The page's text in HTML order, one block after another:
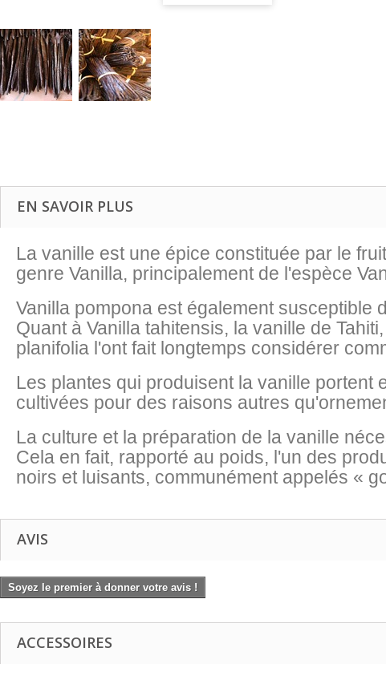
EN SAVOIR PLUS
La vanille est une épice constituée par le
genre Vanilla, principalement de l'espèce
Vanilla pompona est également susceptible
Quant à Vanilla tahitensis, la vanille de
planifolia l'ont fait longtemps considérer
Les plantes qui produisent la vanille
cultivées pour des raisons autres
La culture et la préparation de la vanille
Cela en fait, rapporté au poids, l'un des
noirs et luisants, communément appelés «
AVIS
Soyez le premier à donner votre avis !
ACCESSOIRES